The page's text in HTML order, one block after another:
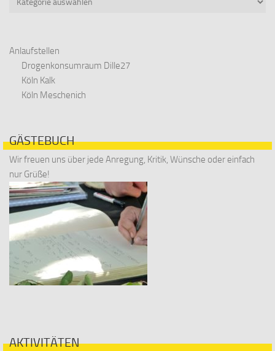
Anlaufstellen
Drogenkonsumraum Dille27
Köln Kalk
Köln Meschenich
GÄSTEBUCH
Wir freuen uns über jede Anregung, Kritik, Wünsche oder einfach
nur Grüße!
AKTIVITÄTEN